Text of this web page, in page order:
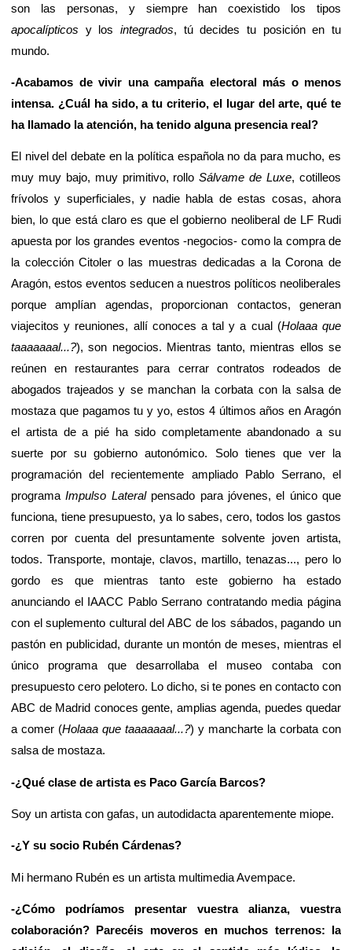
son las personas, y siempre han coexistido los tipos
apocalípticos y losintegrados, tú decides tu posición en tu
mundo.
-Acabamos de vivir una campaña electoral más o menos
intensa. ¿Cuál ha sido, a tu criterio, el lugar del arte, qué te
ha llamado la atención, ha tenido alguna presencia real?
El nivel del debate en la política española no da para mucho, es
muy muy bajo, muy primitivo, rolloSálvame de Luxe, cotilleos
frívolos y superficiales, y nadie habla de estas cosas, ahora
bien, lo que está claro es que el gobierno neoliberal de LF Rudi
apuesta por los grandes eventos -negocios- como la compra de
la colección Citoler o las muestras dedicadas a la Corona de
Aragón, estos eventos seducen a nuestros políticos neoliberales
porque amplían agendas, proporcionan contactos, generan
viajecitos y reuniones, allí conoces a tal y a cual (Holaaa que
taaaaaaal...?), son negocios. Mientras tanto, mientras ellos se
reúnen en restaurantes para cerrar contratos rodeados de
abogados trajeados y se manchan la corbata con la salsa de
mostaza que pagamos tu y yo, estos 4 últimos años en Aragón
el artista de a pié ha sido completamente abandonado a su
suerte por su gobierno autonómico. Solo tienes que ver la
programación del recientemente ampliado Pablo Serrano, el
programaImpulso Lateral pensado para jóvenes, el único que
funciona, tiene presupuesto, ya lo sabes, cero, todos los gastos
corren por cuenta del presuntamente solvente joven artista,
todos. Transporte, montaje, clavos, martillo, tenazas..., pero lo
gordo es que mientras tanto este gobierno ha estado
anunciando el IAACC Pablo Serrano contratando media página
con el suplemento cultural del ABC de los sábados, pagando un
pastón en publicidad, durante un montón de meses, mientras el
único programa que desarrollaba el museo contaba con
presupuesto cero pelotero. Lo dicho, si te pones en contacto con
ABC de Madrid conoces gente, amplias agenda, puedes quedar
a comer (Holaaa que taaaaaaal...?) y mancharte la corbata con
salsa de mostaza.
-¿Qué clase de artista es Paco García Barcos?
Soy un artista con gafas, un autodidacta aparentemente miope.
-¿Y su socio Rubén Cárdenas?
Mi hermano Rubén es un artista multimedia Avempace.
-¿Cómo podríamos presentar vuestra alianza, vuestra
colaboración? Parecéis moveros en muchos terrenos: la